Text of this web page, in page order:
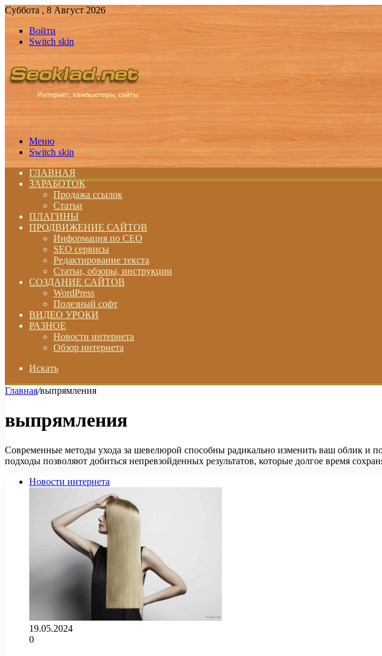
Суббота , 8 Август 2026
Войти
Switch skin
Меню
Switch skin
ГЛАВНАЯ
ЗАРАБОТОК
Продажа ссылок
Статьи
ПЛАГИНЫ
ПРОДВИЖЕНИЕ САЙТОВ
Информация по СЕО
SEO сервисы
Редактирование текста
Статьи, обзоры, инструкции
СОЗДАНИЕ САЙТОВ
WordPress
Полезный софт
ВИДЕО УРОКИ
РАЗНОЕ
Новости интернета
Обзор интернета
Искать
Главная/выпрямления
выпрямления
Современные методы ухода за шевелюрой способны радикально изменить ваш облик и
подходы позволяют добиться непревзойденных результатов, которые долгое время
Новости интернета
19.05.2024
0